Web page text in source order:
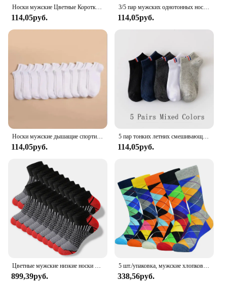
Носки мужские Цветные Короткие, 10/20/30 пар
114,05руб.
3/5 пар мужских однотонных носков модные простые универсальные зимние носки мягкие удобные легкие повседневные длинные
114,05руб.
Носки мужские дышащие спортивные однотонные, 10 пар
114,05руб.
5 пар тонких летних смешивающих носков-лодок, однотонные мужские повседневные носки, дышащие впитывающие пот Калибровочные носки
114,05руб.
899,39руб.
5 шт./упаковка, мужские хлопковые носки
338,56руб.